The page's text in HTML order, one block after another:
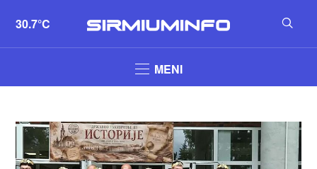
30.7°C
MENI